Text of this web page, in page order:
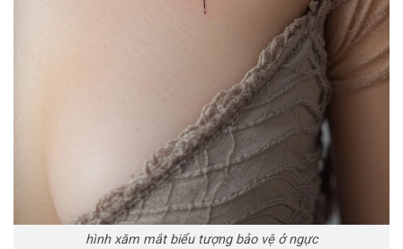
hình xăm mắt biểu tượng bảo vệ ở ngực